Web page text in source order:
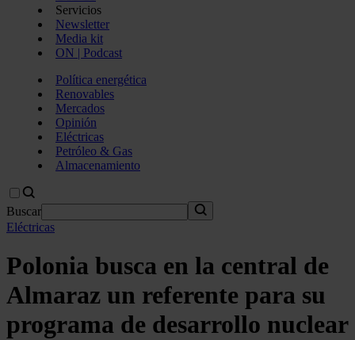
Servicios
Newsletter
Media kit
ON | Podcast
Política energética
Renovables
Mercados
Opinión
Eléctricas
Petróleo & Gas
Almacenamiento
Buscar
Eléctricas
Polonia busca en la central de
Almaraz un referente para su
programa de desarrollo nuclear